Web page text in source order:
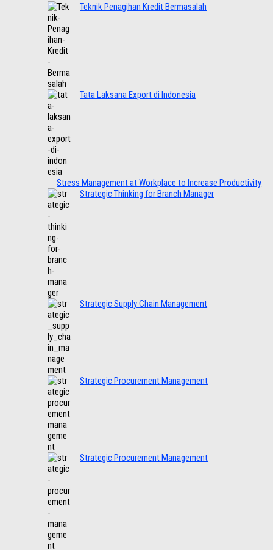
Teknik Penagihan Kredit Bermasalah
Tata Laksana Export di Indonesia
Stress Management at Workplace to Increase Productivity
Strategic Thinking for Branch Manager
Strategic Supply Chain Management
Strategic Procurement Management
Strategic Procurement Management